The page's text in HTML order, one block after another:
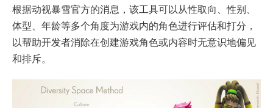
根据动视暴雪官方的消息，该工具可以从性取向、性别、
体型、年龄等多个角度为游戏内的角色进行评估和打分，
以帮助开发者消除在创建游戏角色或内容时无意识地偏见
和排斥。